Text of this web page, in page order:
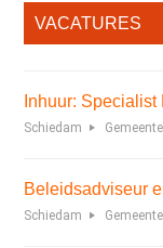
VACATURES
Inhuur: Specialist
Schiedam
Beleidsadviseur
Schiedam